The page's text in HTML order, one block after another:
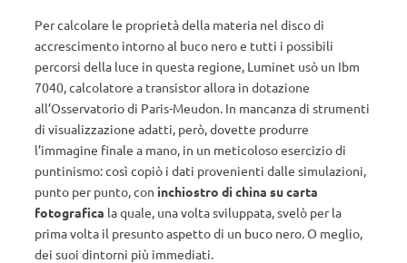
Per calcolare le proprietà della materia nel disco di
accrescimento intorno al buco nero e tutti i possibili
percorsi della luce in questa regione, Luminet usò un Ibm
7040, calcolatore a transistor allora in dotazione
all’Osservatorio di Paris-Meudon. In mancanza di strumenti
di visualizzazione adatti, però, dovette produrre
l’immagine finale a mano, in un meticoloso esercizio di
puntinismo: così copiò i dati provenienti dalle simulazioni,
punto per punto, con inchiostro di china su carta
fotografica la quale, una volta sviluppata, svelò per la
prima volta il presunto aspetto di un buco nero. O meglio,
dei suoi dintorni più immediati.